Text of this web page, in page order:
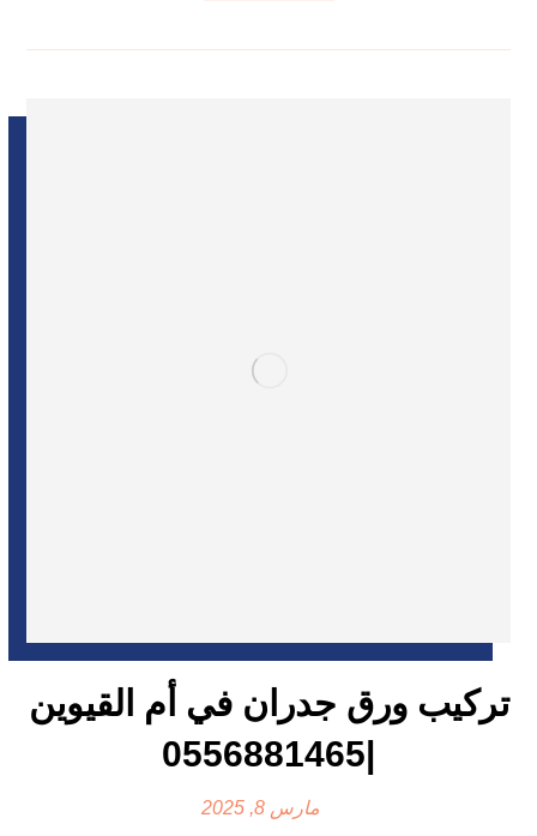
تركيب ورق جدران في أم القيوين
|0556881465
مارس 8, 2025